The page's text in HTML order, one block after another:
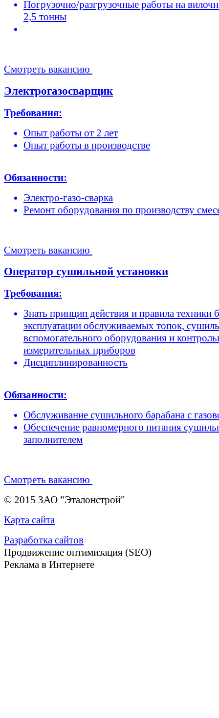
Погрузочно/разгрузочные работы на
2,5 тонны
Смотреть вакансию
Электрогазосварщик
Требования:
Опыт работы от 2 лет
Опыт работы в производстве
Обязанности:
Электро-газо-сварка
Ремонт оборудования по производству
Смотреть вакансию
Оператор сушильной установки
Требования:
Знать принцип действия и правила техники
эксплуатации обслуживаемых топок,
вспомогательного оборудования и
измерительных приборов
Дисциплинированность
Обязанности:
Обслуживание сушильного барабана с
Обеспечение равномерного питания
заполнителем
Смотреть вакансию
© 2015 ЗАО "Эталонстрой"
Карта сайта
Разработка сайтов
Продвижение оптимизация (SEO)
Реклама в Интернете